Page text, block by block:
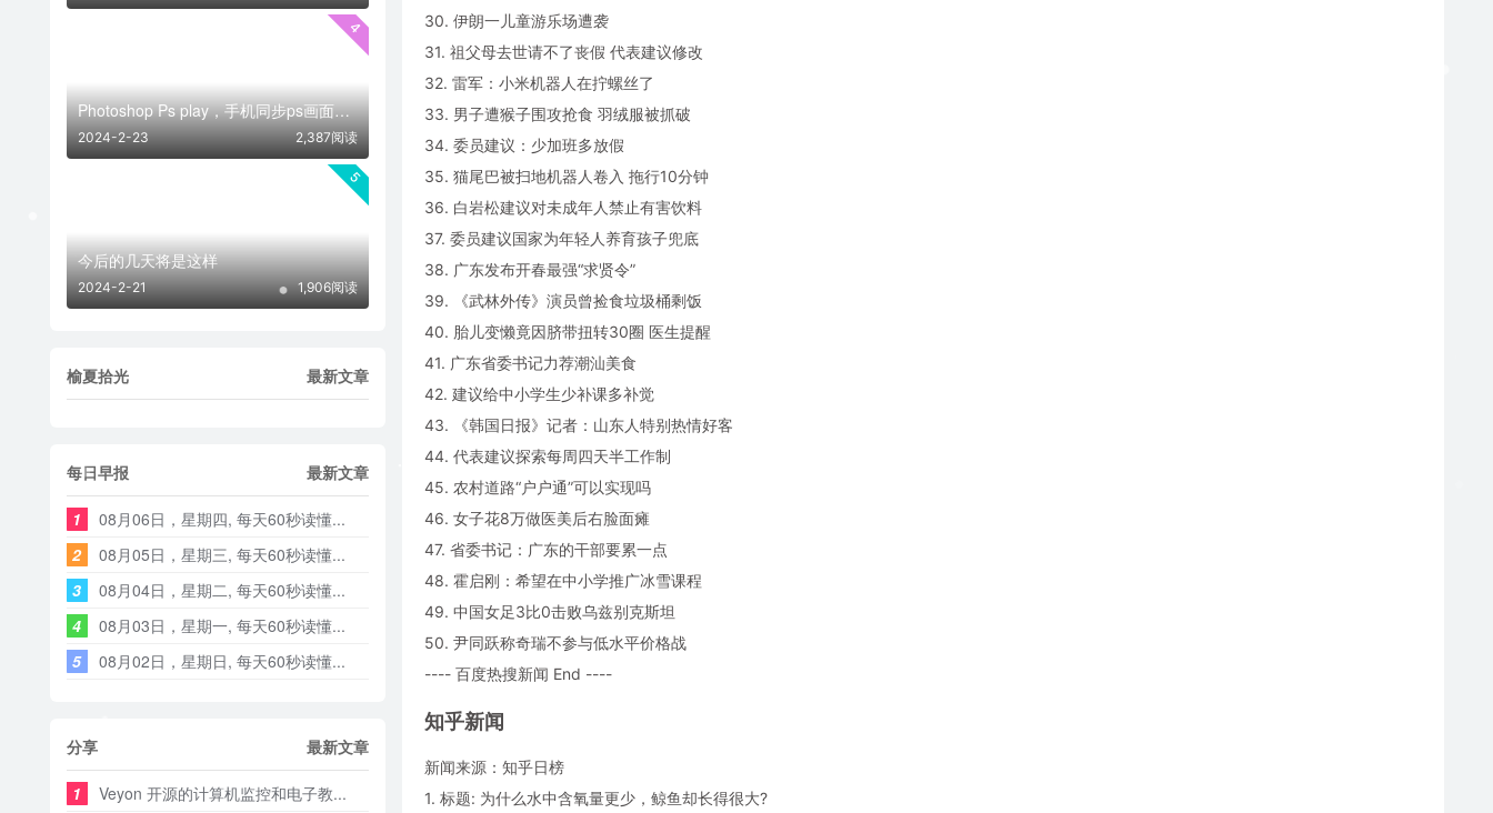
30. 伊朗一儿童游乐场遭袭
31. 祖父母去世请不了丧假 代表建议修改
32. 雷军：小米机器人在拧螺丝了
33. 男子遭猴子围攻抢食 羽绒服被抓破
34. 委员建议：少加班多放假
35. 猫尾巴被扫地机器人卷入 拖行10分钟
36. 白岩松建议对未成年人禁止有害饮料
37. 委员建议国家为年轻人养育孩子兜底
38. 广东发布开春最强“求贤令”
39. 《武林外传》演员曾捡食垃圾桶剩饭
40. 胎儿变懒竟因脐带扭转30圈 医生提醒
41. 广东省委书记力荐潮汕美食
42. 建议给中小学生少补课多补觉
43. 《韩国日报》记者：山东人特别热情好客
44. 代表建议探索每周四天半工作制
45. 农村道路“户户通”可以实现吗
46. 女子花8万做医美后右脸面瘫
47. 省委书记：广东的干部要累一点
48. 霍启刚：希望在中小学推广冰雪课程
49. 中国女足3比0击败乌兹别克斯坦
50. 尹同跃称奇瑞不参与低水平价格战
---- 百度热搜新闻 End ----
知乎新闻
新闻来源：知乎日榜
1. 标题: 为什么水中含氧量更少，鲸鱼却长得很大?
4
Photoshop Ps play，手机同步ps画面神器
2024-2-23 2,387阅读
5
今后的几天将是这样
2024-2-21 1,906阅读
榆夏拾光 最新文章
每日早报 最新文章
1
08月06日，星期四, 每天60秒读懂...
2
08月05日，星期三, 每天60秒读懂...
3
08月04日，星期二, 每天60秒读懂...
4
08月03日，星期一, 每天60秒读懂...
5
08月02日，星期日, 每天60秒读懂...
分享 最新文章
1
Veyon 开源的计算机监控和电子教...